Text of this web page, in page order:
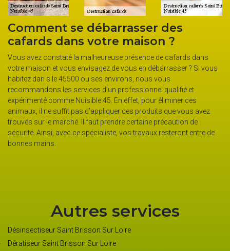
se débarrasser des
dans votre maison ?
avez constaté la malheureuse présence de cafards dans
maison et vous envisagez de vous en débarrasser ? Si vous
dan s le 45500 ou ses environs, nous vous
les services d’un professionnel qualifié et
comme Nuisible 45. En effet, pour éliminer ces
il ne suffit pas d’appliquer des produits que vous avez
sur le marché. Il faut prendre certaine précaution de
Ainsi, avec ce spécialiste, vos travaux resteront entre de
mains.
Les
Autres services
Désinsectiseur Saint Brisson Sur Loire
Dératiseur Saint Brisson Sur Loire